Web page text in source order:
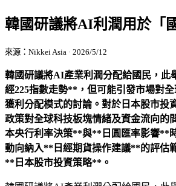
韓國研議將AI利潤用於「
來源：Nikkei Asia · 2026/5/12
韓國研議將AI產業利潤分配給國民，此
經225指數走勢**，但可能引發市場對
獲利分配模式的討論。對於日本股市投
政策對全球科技板塊情緒及資金流向的
本央行利率決策**與**日圓匯率影響**
動向納入**日經期貨操作建議**的評估
**日本股市投資策略**。